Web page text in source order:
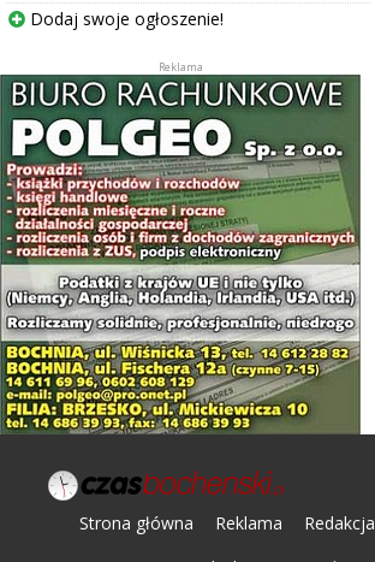
Dodaj swoje ogłoszenie!
Strona główna Reklama Redakcja